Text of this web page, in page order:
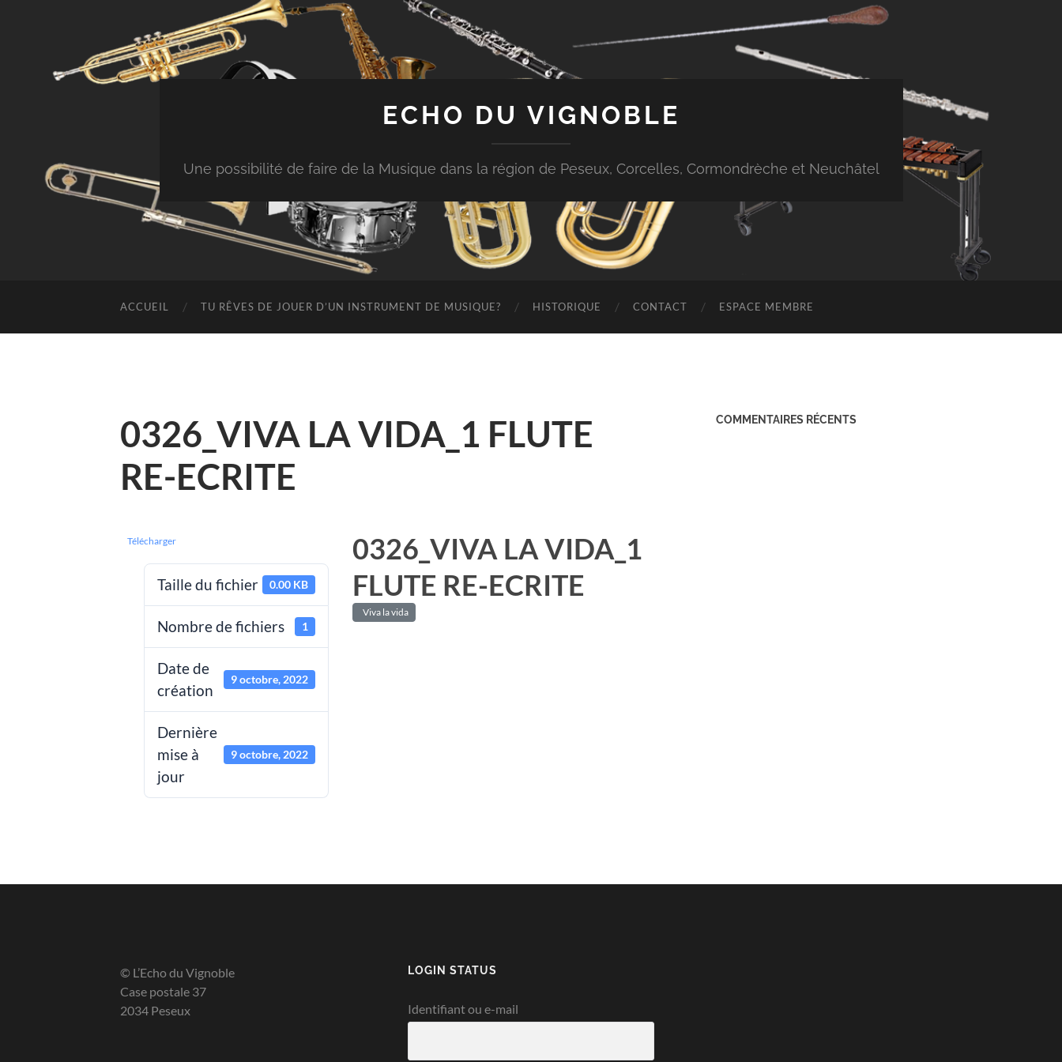
ECHO DU VIGNOBLE
Une possibilité de faire de la Musique dans la région de Peseux, Corcelles, Cormondrèche et Neuchâtel
ACCUEIL TU RÊVES DE JOUER D’UN INSTRUMENT DE MUSIQUE? HISTORIQUE CONTACT ESPACE MEMBRE
0326_VIVA LA VIDA_1 FLUTE
RE-ECRITE
Télécharger
Taille du fichier 0.00 KB
Nombre de fichiers 1
Date de
création
9 octobre, 2022
Dernière
mise à
jour
9 octobre, 2022
0326_VIVA LA VIDA_1
FLUTE RE-ECRITE
Viva la vida
COMMENTAIRES RÉCENTS
© L’Echo du Vignoble
Case postale 37
2034 Peseux
LOGIN STATUS
Identifiant ou e-mail